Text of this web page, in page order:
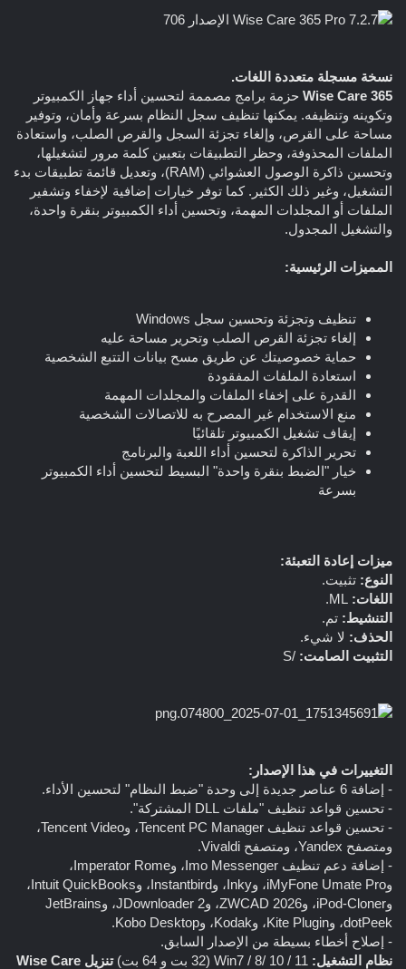
نسخة مسجلة متعددة اللغات.
Wise Care 365 حزمة برامج مصممة لتحسين أداء جهاز الكمبيوتر
وتكوينه وتنظيفه. يمكنها تنظيف سجل النظام بسرعة وأمان، وتوفير
مساحة على القرص، وإلغاء تجزئة السجل والقرص الصلب، واستعادة
الملفات المحذوفة، وحظر التطبيقات بتعيين كلمة مرور لتشغيلها،
وتحسين ذاكرة الوصول العشوائي (RAM)، وتعديل قائمة تطبيقات بدء
التشغيل، وغير ذلك الكثير. كما توفر خيارات إضافية لإخفاء وتشفير
الملفات أو المجلدات المهمة، وتحسين أداء الكمبيوتر بنقرة واحدة،
والتشغيل المجدول.
المميزات الرئيسية:
تنظيف وتجزئة وتحسين سجل Windows
إلغاء تجزئة القرص الصلب وتحرير مساحة عليه
حماية خصوصيتك عن طريق مسح بيانات التتبع الشخصية
استعادة الملفات المفقودة
القدرة على إخفاء الملفات والمجلدات المهمة
منع الاستخدام غير المصرح به للاتصالات الشخصية
إيقاف تشغيل الكمبيوتر تلقائيًا
تحرير الذاكرة لتحسين أداء اللعبة والبرنامج
خيار "الضبط بنقرة واحدة" البسيط لتحسين أداء الكمبيوتر
بسرعة
ميزات إعادة التعبئة:
النوع: تثبيت.
اللغات:
التنشيط: تم.
الحذف: لا شيء.
التثبيت الصامت: /S
التغييرات في هذا الإصدار:
- إضافة 6 عناصر جديدة إلى وحدة "ضبط النظام" لتحسين الأداء.
- تحسين قواعد تنظيف "ملفات DLL المشتركة".
- تحسين قواعد تنظيف Tencent PC Manager، وTencent Video،
ومتصفح Yandex، ومتصفح Vivaldi.
- إضافة دعم تنظيف Imo Messenger، وImperator Rome،
وiMyFone Umate Pro، وInky، وInstantbird، وIntuit QuickBooks،
وiPod-Cloner، وZWCAD 2026، وJDownloader 2، وJetBrains
dotPeek، وKite Plugin، وKodak، وKobo Desktop.
- إصلاح أخطاء بسيطة من الإصدار السابق.
نظام التشغيل:
تنزيل Wise Care